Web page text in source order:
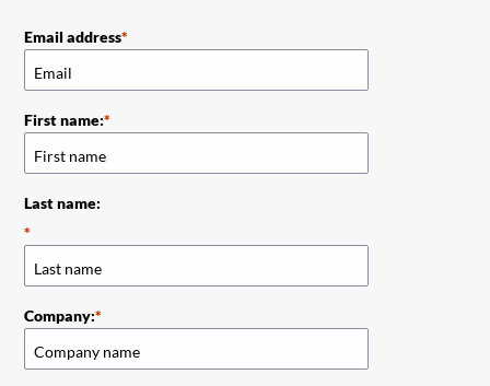
Email address
First name:
Last name:
Company: